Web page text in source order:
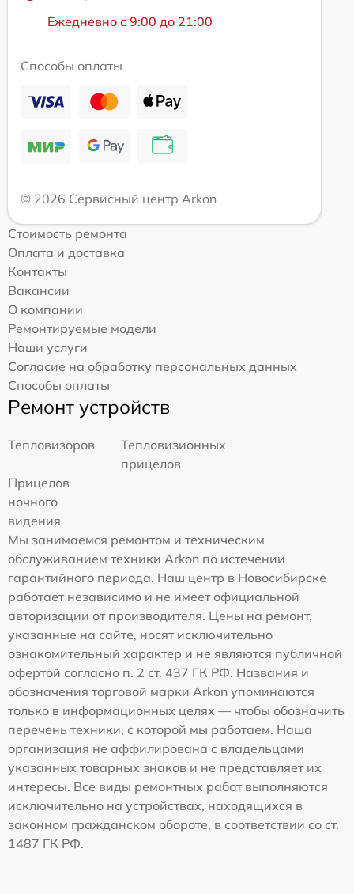
Ежедневно с 9:00 до 21:00
Способы оплаты
© 2026 Сервисный центр Arkon
Стоимость ремонта
Оплата и доставка
Контакты
Вакансии
О компании
Ремонтируемые модели
Наши услуги
Согласие на обработку персональных данных
Способы оплаты
Ремонт устройств
Тепловизоров
Тепловизионных
прицелов
Прицелов
ночного
видения
Мы занимаемся ремонтом и техническим
обслуживанием техники Arkon по истечении
гарантийного периода. Наш центр в Новосибирске
работает независимо и не имеет официальной
авторизации от производителя. Цены на ремонт,
указанные на сайте, носят исключительно
ознакомительный характер и не являются публичной
офертой согласно п. 2 ст. 437 ГК РФ. Названия и
обозначения торговой марки Arkon упоминаются
только в информационных целях — чтобы обозначить
перечень техники, с которой мы работаем. Наша
организация не аффилирована с владельцами
указанных товарных знаков и не представляет их
интересы. Все виды ремонтных работ выполняются
исключительно на устройствах, находящихся в
законном гражданском обороте, в соответствии со ст.
1487 ГК РФ.